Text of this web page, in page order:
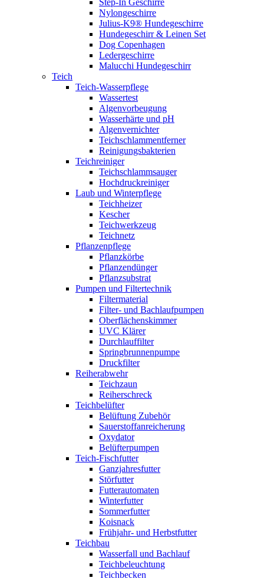
Step-In Geschirre
Nylongeschirre
Julius-K9® Hundegeschirre
Hundegeschirr & Leinen Set
Dog Copenhagen
Ledergeschirre
Malucchi Hundegeschirr
Teich
Teich-Wasserpflege
Wassertest
Algenvorbeugung
Wasserhärte und pH
Algenvernichter
Teichschlammentferner
Reinigungsbakterien
Teichreiniger
Teichschlammsauger
Hochdruckreiniger
Laub und Winterpflege
Teichheizer
Kescher
Teichwerkzeug
Teichnetz
Pflanzenpflege
Pflanzkörbe
Pflanzendünger
Pflanzsubstrat
Pumpen und Filtertechnik
Filtermaterial
Filter- und Bachlaufpumpen
Oberflächenskimmer
UVC Klärer
Durchlauffilter
Springbrunnenpumpe
Druckfilter
Reiherabwehr
Teichzaun
Reiherschreck
Teichbelüfter
Belüftung Zubehör
Sauerstoffanreicherung
Oxydator
Belüfterpumpen
Teich-Fischfutter
Ganzjahresfutter
Störfutter
Futterautomaten
Winterfutter
Sommerfutter
Koisnack
Frühjahr- und Herbstfutter
Teichbau
Wasserfall und Bachlauf
Teichbeleuchtung
Teichbecken